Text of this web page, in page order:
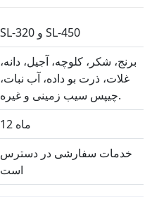
SL-320 و SL-450
برنج، شکر، کلوچه، آجیل، دانه،
غلات، ذرت بو داده، آب نبات،
چیپس سیب زمینی و غیره.
12 ماه
خدمات سفارشی در دسترس
است